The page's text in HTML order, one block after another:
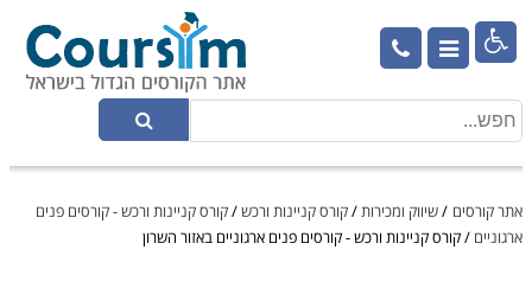

אתר קורסים /שיווק ומכירות/קורס קניינות ורכש/קורס קניינות ורכש - קורסים פנים
ארגוניים /קורס קניינות ורכש - קורסים פנים ארגוניים באזור השרון